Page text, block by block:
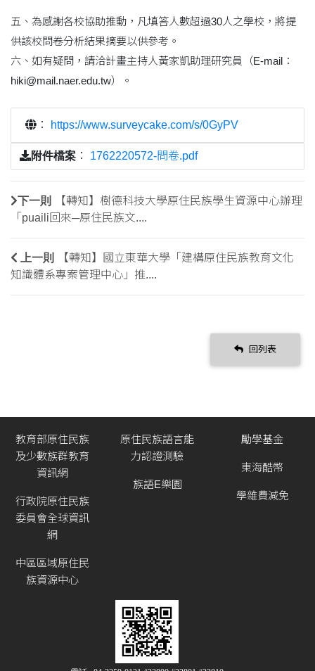
五、為感謝各校協助推動，凡填答人數超過30人之學校，將提
供該校問卷分析結果摘要以供參考。
六、如有疑問，請洽計畫主持人黃家凱助理研究員（E-mail：
hiki@mail.naer.edu.tw）。
： https://www.surveycake.com/s/0GyPV
附件檔案 ： 1762220572-問卷.pdf
下一則
【轉知】樹德科技大學原住民族學生資源中心辦理
「puaili回來─原住民族文....
上一則
【轉知】國立東華大學「建構原住民族教育文化
知識體系專案管理中心」推....
回列表
教育部原住民族
及少數族群教育
資訊網
行政院原住民族
委員會全球資訊
網
中區區域原住民
族資源中心
原住民族語言能
力認證測驗
族語E樂園
勵學基金
東海酷幣
學雜費減免